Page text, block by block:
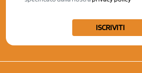
ISCRIVITI